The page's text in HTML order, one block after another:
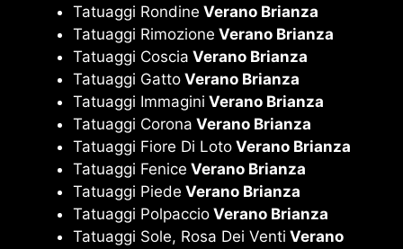
Tatuaggi Rondine Verano Brianza
Tatuaggi Rimozione Verano Brianza
Tatuaggi Coscia Verano Brianza
Tatuaggi Gatto Verano Brianza
Tatuaggi Immagini Verano Brianza
Tatuaggi Corona Verano Brianza
Tatuaggi Fiore Di Loto Verano Brianza
Tatuaggi Fenice Verano Brianza
Tatuaggi Piede Verano Brianza
Tatuaggi Polpaccio Verano Brianza
Tatuaggi Sole, Rosa Dei Venti Verano